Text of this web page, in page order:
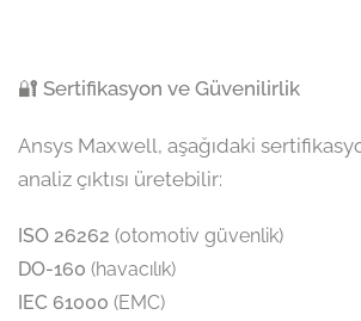
🔐 Sertifikasyon ve Güvenilirlik
Ansys Maxwell, aşağıdaki
analiz çıktısı üretebilir:
ISO 26262 (otomotiv güvenlik)
DO-160 (havacılık)
IEC 61000 (EMC)